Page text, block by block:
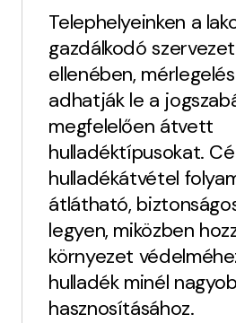
Telephelyeinken a
gazdálkodó
ellenében,
adhatják le a
megfelelően átvett
hulladéktípusokat.
hulladékátvétel
átlátható,
legyen, miközben
környezet
hulladék minél
hasznosításához.